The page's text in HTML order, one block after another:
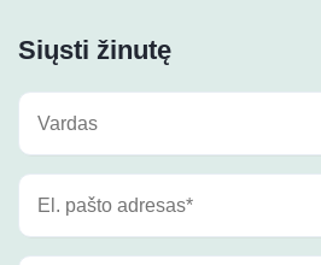
Siųsti žinutę